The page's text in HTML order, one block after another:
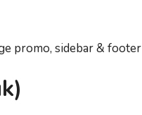
promo, sidebar & footer